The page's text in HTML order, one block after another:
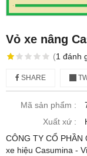
Vỏ xe nâng
(1 đánh
SHARE
Mã sản phẩm :
Xuất xứ :
CÔNG TY CỔ PHẦN
xe hiệu Casumina -